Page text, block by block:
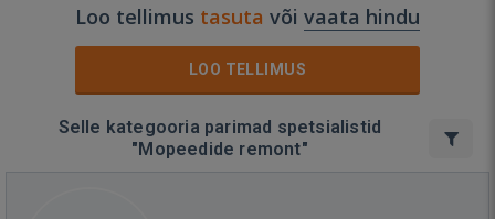
Loo tellimus tasuta või vaata hindu
LOO TELLIMUS
Selle kategooria parimad spetsialistid
"Mopeedide remont"